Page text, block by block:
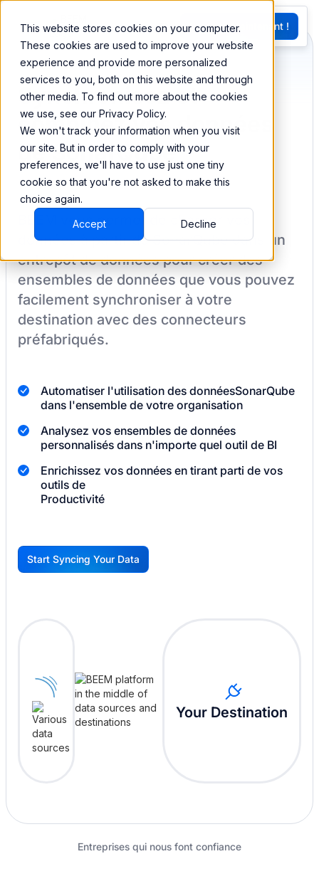
This website stores cookies on your computer.
These cookies are used to improve your website
experience and provide more personalized
services to you, both on this website and through
other media. To find out more about the cookies
we use, see our Privacy Policy.
We won't track your information when you visit
our site. But in order to comply with your
preferences, we'll have to use just one tiny
cookie so that you're not asked to make this
choice again.
Accept Decline
EN
G
Essayez Maintenant !
Synchronisez et
combinez vos données
de SonarQube
BEEM vous permet de charger vos
données à partir deSonarQubedans un
entrepôt de données pour créer des
ensembles de données que vous pouvez
facilement synchroniser à votre
destination avec des connecteurs
préfabriqués.
Automatiser l'utilisation des donnéesSonarQube
dans l'ensemble de votre organisation
Analysez vos ensembles de données
personnalisés dans n'importe quel outil de BI
Enrichissez vos données en tirant parti de vos
outils de
Productivité
G
Start Syncing Your Data
Your Destination
Entreprises qui nous font confiance